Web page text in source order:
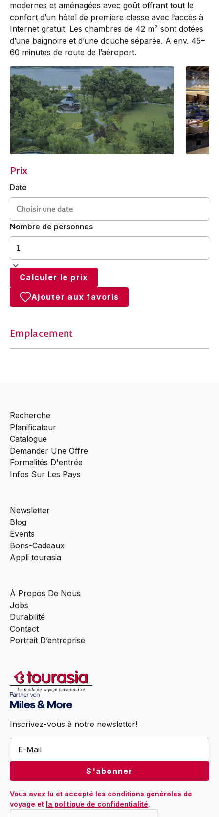
modernes et aménagées avec goût offrant tout le
confort d’un hôtel de première classe avec l’accès à
Internet gratuit. Les chambres de 42 m² sont dotées
d’une baignoire et d’une douche séparée. A env. 45–
60 minutes de route de l’aéroport.
Prix
Date
Nombre de personnes
Calculer le prix
Ajouter aux favoris
Emplacement
Recherche
Planificateur
Catalogue
Demander Une Offre
Formalités D'entrée
Infos Sur Les Pays
Newsletter
Blog
Events
Bons-Cadeaux
Appli tourasia
À Propos De Nous
Jobs
Durabilité
Contact
Portrait D’entreprise
Inscrivez-vous à notre newsletter!
Vous avez lu et accepté les conditions générales de
voyage et la politique de confidentialité.